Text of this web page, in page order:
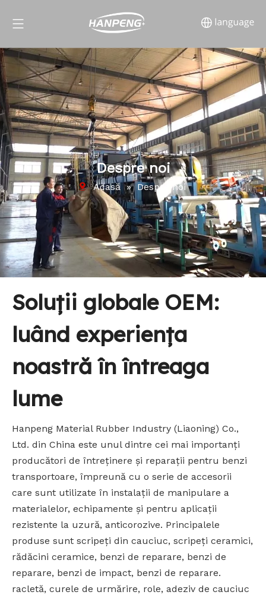
Despre noi
Acasă » Despre noi
Soluții globale OEM:
luând experiența
noastră în întreaga
lume
Hanpeng Material Rubber Industry (Liaoning) Co.,
Ltd. din China este unul dintre cei mai importanți
producători de întreținere și reparații pentru benzi
transportoare, împreună cu o serie de accesorii
care sunt utilizate în instalații de manipulare a
materialelor, echipamente și pentru aplicații
rezistente la uzură, anticorozive. Principalele
produse sunt scripeți din cauciuc, scripeți ceramici,
rădăcini ceramice, benzi de reparare, benzi de
reparare, benzi de impact, benzi de reparare.
racletă, curele de urmărire, role, adeziv de cauciuc